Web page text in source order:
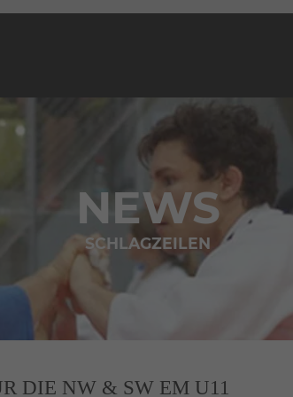
NEWS
SCHLAGZEILEN
DIE NW & SW EM U11